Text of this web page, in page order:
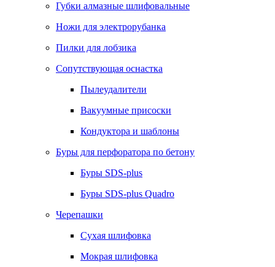
Губки алмазные шлифовальные
Ножи для электрорубанка
Пилки для лобзика
Сопутствующая оснастка
Пылеудалители
Вакуумные присоски
Кондуктора и шаблоны
Буры для перфоратора по бетону
Буры SDS-plus
Буры SDS-plus Quadro
Черепашки
Сухая шлифовка
Мокрая шлифовка